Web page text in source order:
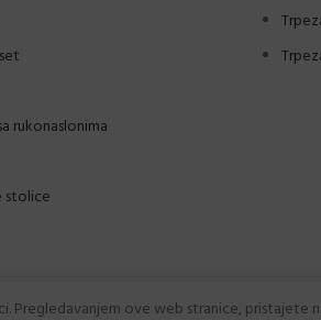
rukonaslonima
stolice
Pregledavanjem ove web stranice, pristajete